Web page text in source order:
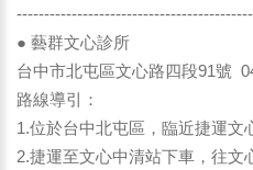
● 藝群文心診所
台中市北屯區文心路四段91號
路線導引：
1.位於台中北屯區，臨近捷運文
2.捷運至文心中清站下車，往文